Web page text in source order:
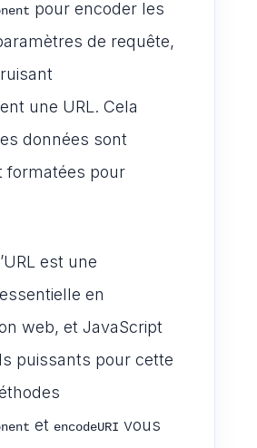
pour encoder les
de requête,
une URL. Cela
données sont
formatées pour
est une
en
web, et JavaScript
puissants pour cette
et encodeURI vous